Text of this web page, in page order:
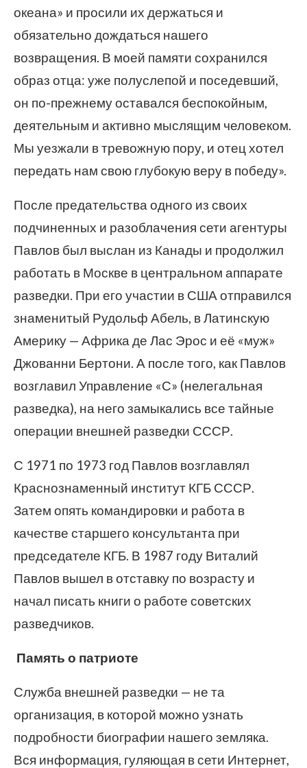
океана» и просили их держаться и
обязательно дождаться нашего
возвращения. В моей памяти сохранился
образ отца: уже полуслепой и поседевший,
он по-прежнему оставался беспокойным,
деятельным и активно мыслящим человеком.
Мы уезжали в тревожную пору, и отец хотел
передать нам свою глубокую веру в победу».
После предательства одного из своих
подчиненных и разоблачения сети агентуры
Павлов был выслан из Канады и продолжил
работать в Москве в центральном аппарате
разведки. При его участии в США отправился
знаменитый Рудольф Абель, в Латинскую
Америку — Африка де Лас Эрос и её «муж»
Джованни Бертони. А после того, как Павлов
возглавил Управление «С» (нелегальная
разведка), на него замыкались все тайные
операции внешней разведки СССР.
С 1971 по 1973 год Павлов возглавлял
Краснознаменный институт КГБ СССР.
Затем опять командировки и работа в
качестве старшего консультанта при
председателе КГБ. В 1987 году Виталий
Павлов вышел в отставку по возрасту и
начал писать книги о работе советских
разведчиков.
Память о патриоте
Служба внешней разведки — не та
организация, в которой можно узнать
подробности биографии нашего земляка.
Вся информация, гуляющая в сети Интернет,